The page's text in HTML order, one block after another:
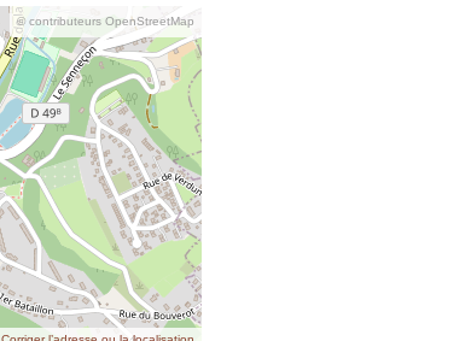
© contributeurs OpenStreetMap